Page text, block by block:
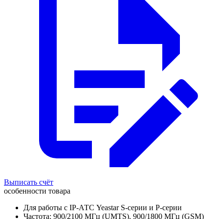
Выписать счёт
особенности товара
Для работы с IP-АТС Yeastar S-серии и P-серии
Частота: 900/2100 МГц (UMTS), 900/1800 МГц (GSM)